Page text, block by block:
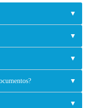
▼
▼
▼
▼
▼